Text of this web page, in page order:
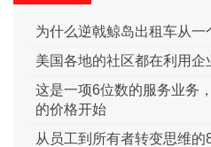
为什么逆戟鲸岛出租车从
美国各地的社区都在利用企
这是一项6位数的服务业务
的价格开始
从员工到所有者转变思维的